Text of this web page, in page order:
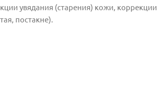
увядания (старения) кожи, коррекции
постакне).